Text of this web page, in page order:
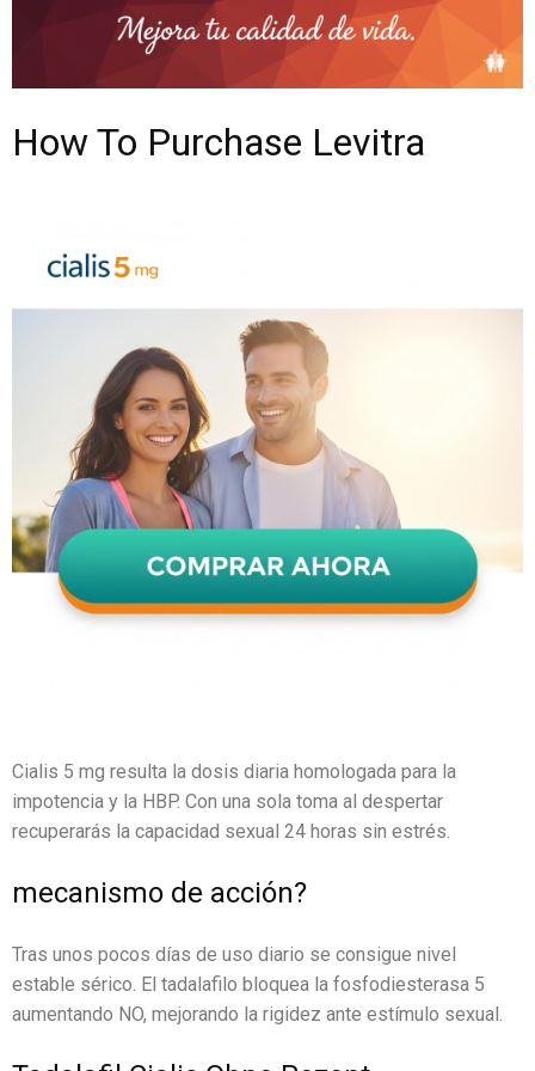
How To Purchase Levitra
Cialis 5 mg resulta la dosis diaria homologada para la
impotencia y la HBP. Con una sola toma al despertar
recuperarás la capacidad sexual 24 horas sin estrés.
mecanismo de acción?
Tras unos pocos días de uso diario se consigue nivel
estable sérico. El tadalafilo bloquea la fosfodiesterasa 5
aumentando NO, mejorando la rigidez ante estímulo sexual.